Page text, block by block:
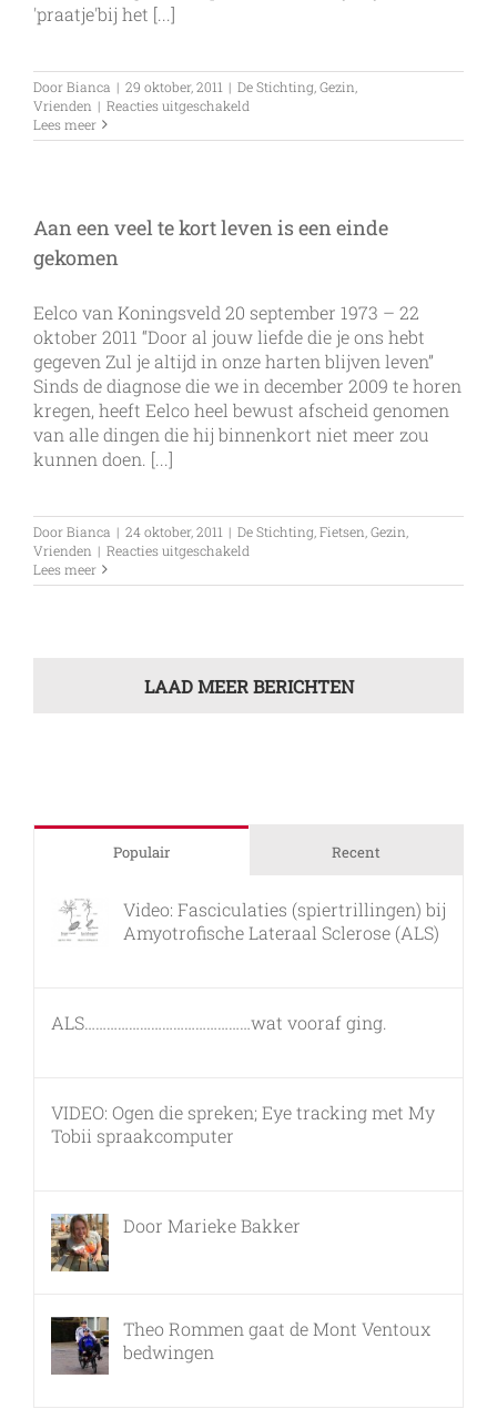
'praatje'bij het [...]
DoorBianca | 29 oktober, 2011 | De Stichting,Gezin,
Vrienden | Reacties uitgeschakeld
Eelco,
Lees meer
Aan een veel te kort leven is een einde
gekomen
Eelco van Koningsveld 20 september 1973 – 22
oktober 2011 “Door al jouw liefde die je ons hebt
gegeven Zul je altijd in onze harten blijven leven”
Sinds de diagnose die we in december 2009 te horen
kregen, heeft Eelco heel bewust afscheid genomen
van alle dingen die hij binnenkort niet meer zou
kunnen doen. [...]
DoorBianca | 24 oktober, 2011 | De Stichting,Fietsen,Gezin,
Vrienden | Reacties uitgeschakeld
een
is
Lees meer
LAAD MEER BERICHTEN
Populair Recent
Video: Fasciculaties (spiertrillingen) bij
Amyotrofische Lateraal Sclerose (ALS)
ALS………………………………………wat vooraf ging.
VIDEO: Ogen die spreken; Eye tracking met My
Tobii spraakcomputer
Door Marieke Bakker
Theo Rommen gaat de Mont Ventoux
bedwingen